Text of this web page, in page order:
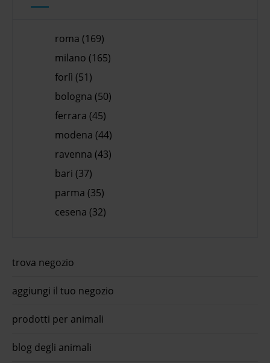
roma (169)
milano (165)
forlì (51)
bologna (50)
ferrara (45)
modena (44)
ravenna (43)
bari (37)
parma (35)
cesena (32)
trova negozio
aggiungi il tuo negozio
prodotti per animali
blog degli animali